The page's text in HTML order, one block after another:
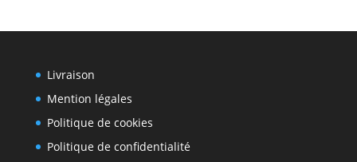
Livraison
Mention légales
Politique de cookies
Politique de confidentialité